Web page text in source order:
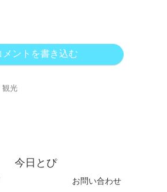
メントを書き込む
観光
今日とぴ
お問い合わせ